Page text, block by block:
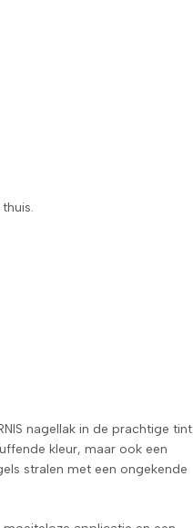
nagellak in de prachtige tint
kleur, maar ook een
stralen met een ongekende